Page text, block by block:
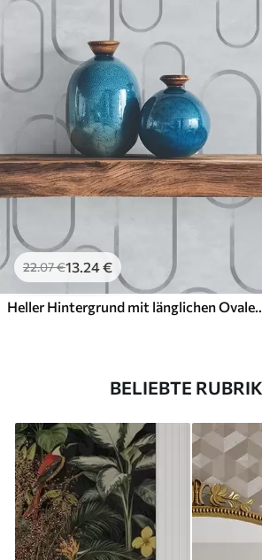
22.07€13.24€
Heller Hintergrund mit
BELIEBTE